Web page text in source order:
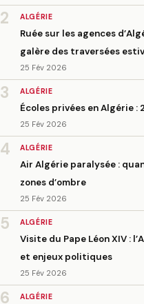
2 ALGÉRIE
Ruée sur les agences
galère des traversées
25 Fév 2026
3 ALGÉRIE
Écoles privées en Algérie
25 Fév 2026
4 ALGÉRIE
Air Algérie paralysée :
zones d’ombre
25 Fév 2026
5 ALGÉRIE
Visite du Pape Léon XIV :
et enjeux politiques
25 Fév 2026
6 ALGÉRIE